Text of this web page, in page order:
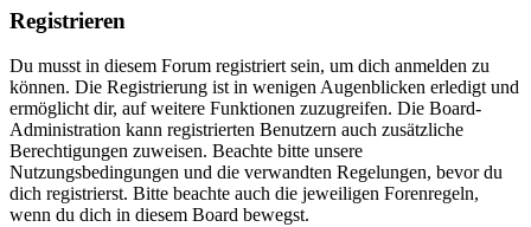
Registrieren
Du musst in diesem Forum registriert sein, um dich anmelden zu
können. Die Registrierung ist in wenigen Augenblicken erledigt und
ermöglicht dir, auf weitere Funktionen zuzugreifen. Die Board-
Administration kann registrierten Benutzern auch zusätzliche
Berechtigungen zuweisen. Beachte bitte unsere
Nutzungsbedingungen und die verwandten Regelungen, bevor du
dich registrierst. Bitte beachte auch die jeweiligen Forenregeln,
wenn du dich in diesem Board bewegst.